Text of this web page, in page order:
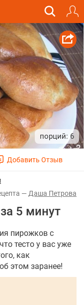
6
Даша Петрова
5 минут
пирожков с
тесто у вас уже
как
этом заранее!